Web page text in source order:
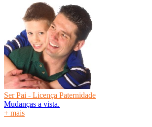
Ser Pai - Licença Paternidade
Mudanças a vista.
+ mais